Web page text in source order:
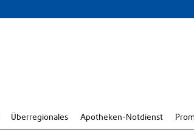
Überregionales Apotheken-Notdienst